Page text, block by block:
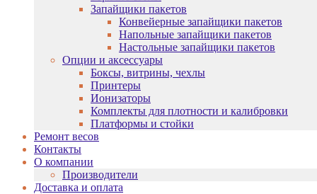
Запайщики пакетов
Конвейерные запайщики пакетов
Напольные запайщики пакетов
Настольные запайщики пакетов
Опции и аксессуары
Боксы, витрины, чехлы
Принтеры
Ионизаторы
Комплекты для плотности и калибровки
Платформы и стойки
Ремонт весов
Контакты
О компании
Производители
Доставка и оплата